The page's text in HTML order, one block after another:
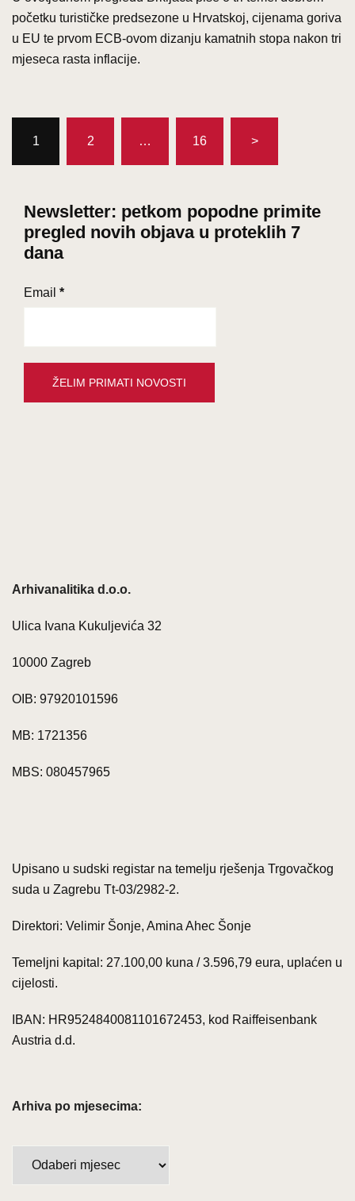
početku turističke predsezone u Hrvatskoj, cijenama goriva
u EU te prvom ECB-ovom dizanju kamatnih stopa nakon tri
mjeseca rasta inflacije.
stranica
objava
1 2 … 16 >
Newsletter: petkom popodne primite
pregled novih objava u proteklih 7
dana
Email *
Arhivanalitika d.o.o.
Ulica Ivana Kukuljevića 32
10000 Zagreb
OIB: 97920101596
MB: 1721356
MBS: 080457965
Upisano u sudski registar na temelju rješenja Trgovačkog
suda u Zagrebu Tt-03/2982-2.
Direktori: Velimir Šonje, Amina Ahec Šonje
Temeljni kapital: 27.100,00 kuna / 3.596,79 eura, uplaćen u
cijelosti.
IBAN: HR9524840081101672453, kod Raiffeisenbank
Austria d.d.
Arhiva po mjesecima: